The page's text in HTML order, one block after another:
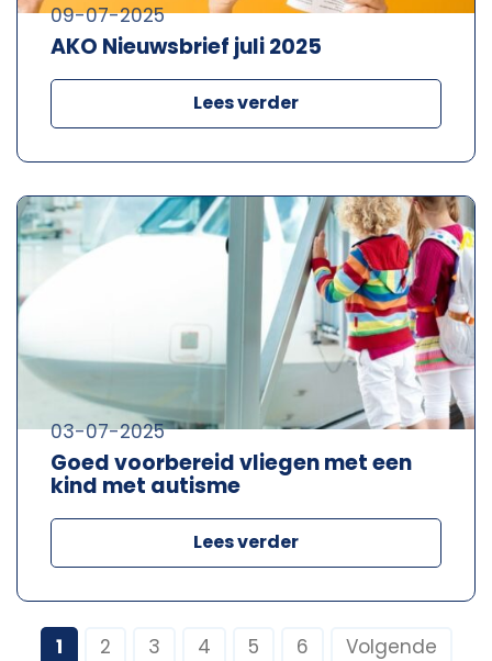
AKO Nieuwsbrief juli 2025
09-07-2025
Lees verder
Goed voorbereid vliegen met een
kind met autisme
03-07-2025
Lees verder
1 2 3 4 5 6 Volgende